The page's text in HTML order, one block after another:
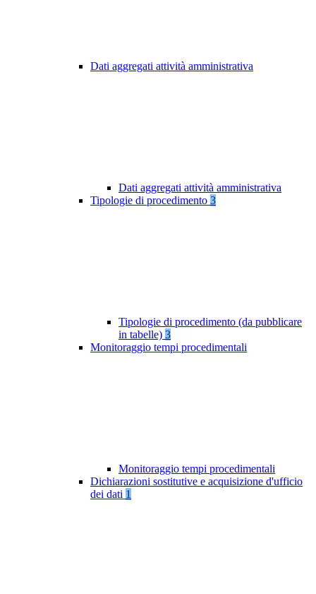
Dati aggregati attività amministrativa
Dati aggregati attività amministrativa
Tipologie di procedimento 3
Tipologie di procedimento (da pubblicare
in tabelle) 3
Monitoraggio tempi procedimentali
Monitoraggio tempi procedimentali
Dichiarazioni sostitutive e acquisizione d'ufficio
dei dati 1